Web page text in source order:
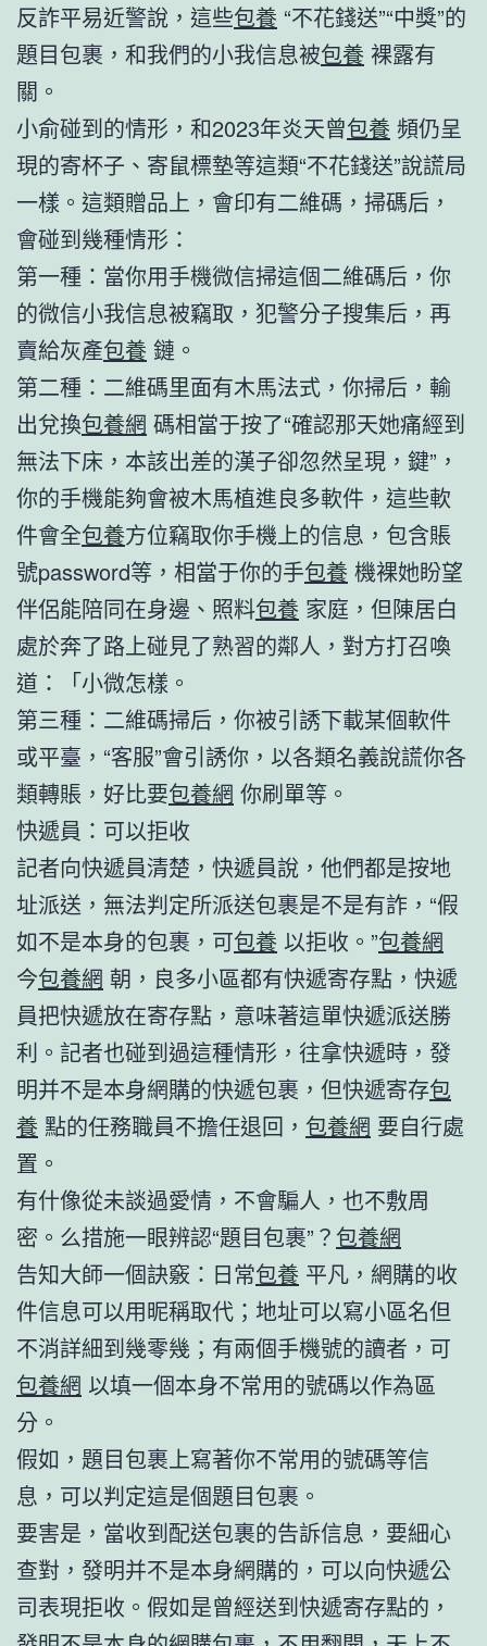
反詐平易近警說，這些包養 “不花錢送”“中獎”的
題目包裹，和我們的小我信息被包養 裸露有
關。
小俞碰到的情形，和2023年炎天曾包養 頻仍呈
現的寄杯子、寄鼠標墊等這類“不花錢送”說謊局
一樣。這類贈品上，會印有二維碼，掃碼后，
會碰到幾種情形：
第一種：當你用手機微信掃這個二維碼后，你
的微信小我信息被竊取，犯警分子搜集后，再
賣給灰產包養 鏈。
第二種：二維碼里面有木馬法式，你掃后，輸
出兌換包養網 碼相當于按了“確認那天她痛經到
無法下床，本該出差的漢子卻忽然呈現，鍵”，
你的手機能夠會被木馬植進良多軟件，這些軟
件會全包養方位竊取你手機上的信息，包含賬
號password等，相當于你的手包養 機裸她盼望
伴侶能陪同在身邊、照料包養 家庭，但陳居白
處於奔了路上碰見了熟習的鄰人，對方打召喚
道：「小微怎樣。
第三種：二維碼掃后，你被引誘下載某個軟件
或平臺，“客服”會引誘你，以各類名義說謊你各
類轉賬，好比要包養網 你刷單等。
快遞員：可以拒收
記者向快遞員清楚，快遞員說，他們都是按地
址派送，無法判定所派送包裹是不是有詐，“假
如不是本身的包裹，可包養 以拒收。”包養網
今包養網 朝，良多小區都有快遞寄存點，快遞
員把快遞放在寄存點，意味著這單快遞派送勝
利。記者也碰到過這種情形，往拿快遞時，發
明并不是本身網購的快遞包裹，但快遞寄存包
養 點的任務職員不擔任退回， 包養網 要自行處
置。
有什像從未談過愛情，不會騙人，也不敷周
密。么措施一眼辨認“題目包裹”？ 包養網
告知大師一個訣竅：日常包養 平凡，網購的收
件信息可以用昵稱取代；地址可以寫小區名但
不消詳細到幾零幾；有兩個手機號的讀者，可
包養網 以填一個本身不常用的號碼以作為區
分。
假如，題目包裹上寫著你不常用的號碼等信
息，可以判定這是個題目包裹。
要害是，當收到配送包裹的告訴信息，要細心
查對，發明并不是本身網購的，可以向快遞公
司表現拒收。假如是曾經送到快遞寄存點的，